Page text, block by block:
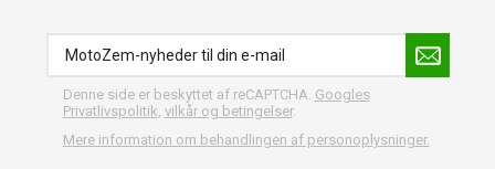
Denne side er beskyttet af reCAPTCHA. Googles
Privatlivspolitik vilkår og betingelser.
Mere information om behandlingen af personoplysninger.